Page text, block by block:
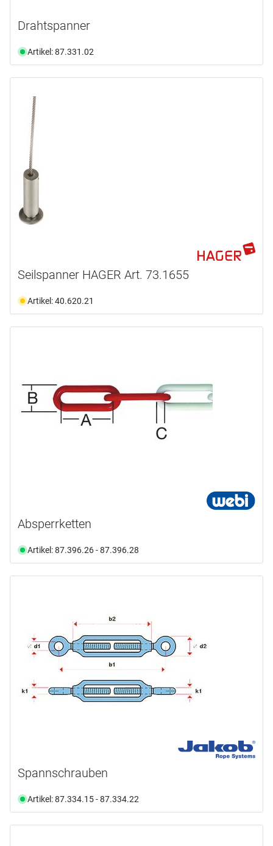
Drahtspanner
Artikel: 87.331.02
Seilspanner HAGER Art. 73.1655
Artikel: 40.620.21
Absperrketten
Artikel: 87.396.26 - 87.396.28
Spannschrauben
Artikel: 87.334.15 - 87.334.22